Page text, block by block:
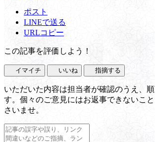
ポスト
LINEで送る
URLコピー
この記事を評価しよう！
イマイチ いいね 指摘する
いただいた内容は担当者が確認のうえ、
す。個々のご意見にはお返事できないこ
さいませ。